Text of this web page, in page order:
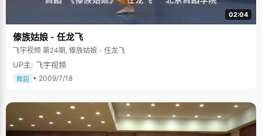
02:04
傣族姑娘 - 任龙飞
飞宇视频 第24期, 傣族姑娘 - 任龙飞
UP主: 飞宇视频
舞蹈 • 2009/7/18